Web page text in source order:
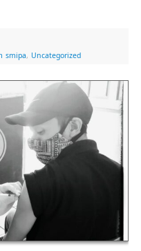
smipa, Uncategorized